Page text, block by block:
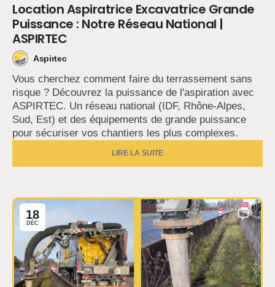
Location Aspiratrice Excavatrice Grande
Puissance : Notre Réseau National |
ASPIRTEC
Aspirtec
Vous cherchez comment faire du terrassement sans
risque ? Découvrez la puissance de l'aspiration avec
ASPIRTEC. Un réseau national (IDF, Rhône-Alpes,
Sud, Est) et des équipements de grande puissance
pour sécuriser vos chantiers les plus complexes.
LIRE LA SUITE
18
DÉC
0